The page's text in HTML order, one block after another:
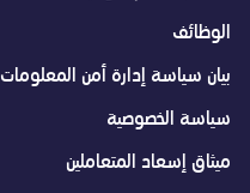
الوظائف
بيان سياسة إدارة أمن المعلومات
سياسة الخصوصية
ميثاق إسعاد المتعاملين